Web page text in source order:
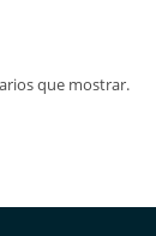
que mostrar.